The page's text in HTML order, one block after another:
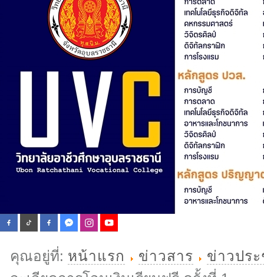
คุณอยู่ที่: หน้าแรก ข่าวสาร
ข่าวปร